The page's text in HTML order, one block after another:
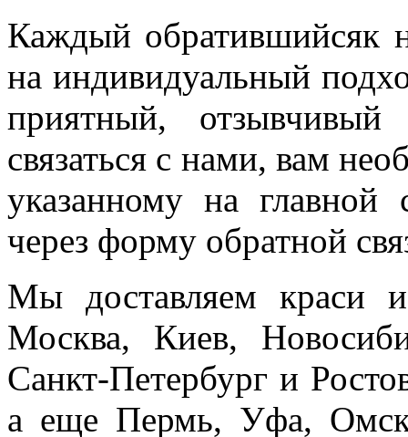
Каждый обратившийсяк
на индивидуальный
приятный,
связаться с нами, вам
указанному на главной
через форму обратной
Мы доставляем краси
Москва, Киев,
Санкт-Петербург и
а еще Пермь, Уфа, Омск